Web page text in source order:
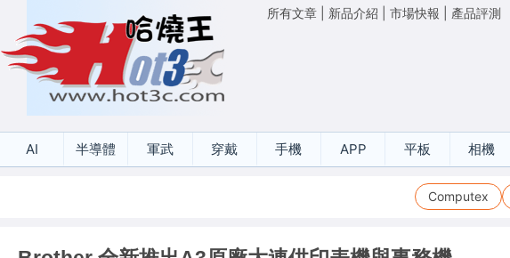
所有文章 新品介紹 市場快報 產品評測
AI 半導體 軍武 穿戴 手機 APP 平板 相機
Computex